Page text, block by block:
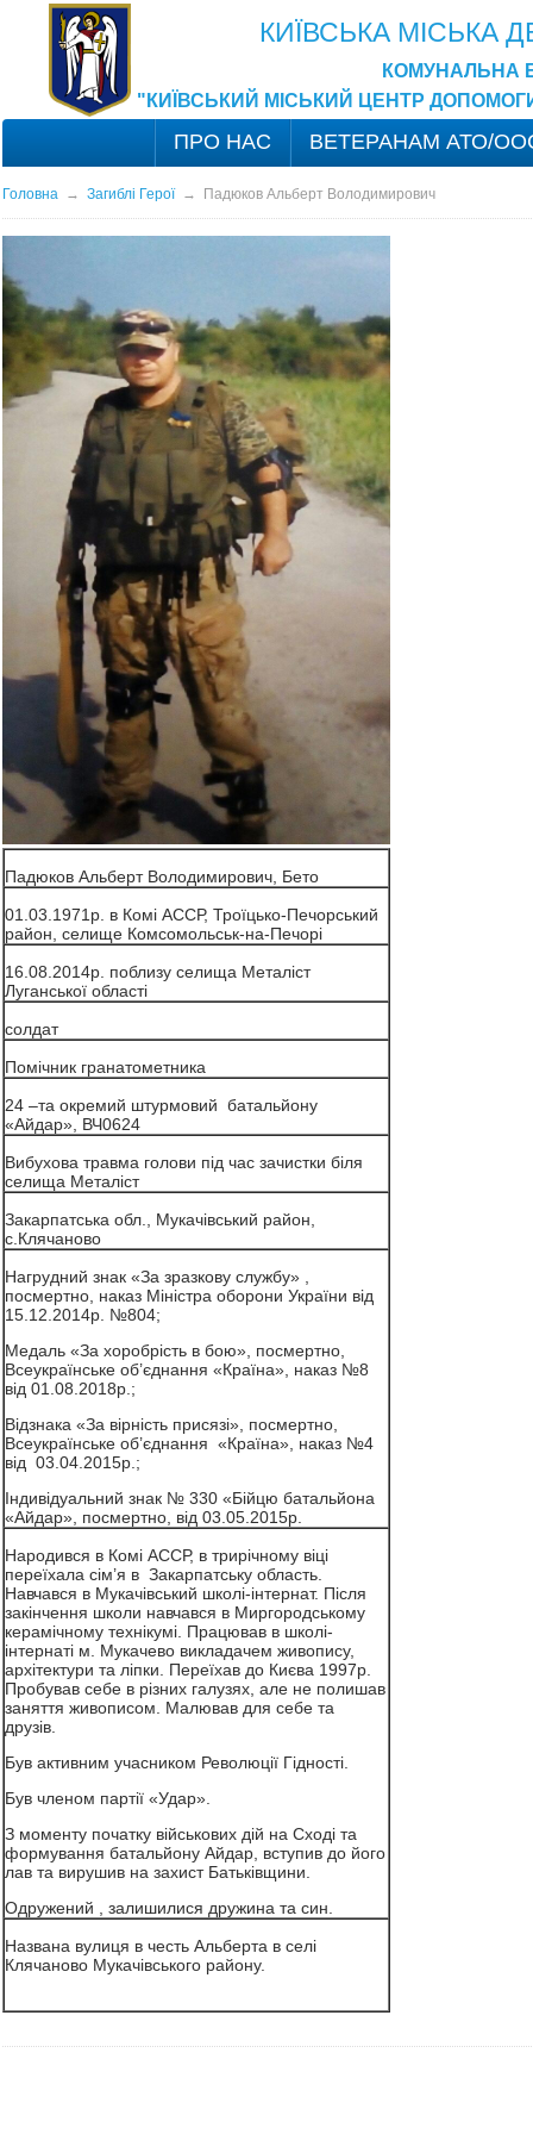
КИЇВСЬКА МІСЬКА
КОМУНАЛЬНА
"КИЇВСЬКИЙ МІСЬКИЙ ЦЕНТР
ПРО НАС ВЕТЕРАНАМ АТО/
Головна→ Загиблі Герої→ Падюков Альберт Володимирович
Падюков Альберт Володимирович, Бето
01.03.1971р. в Комі АССР, Троїцько-Печорський
район, селище Комсомольськ-на-Печорі
16.08.2014р. поблизу селища Металіст
Луганської області
солдат
Помічник гранатометника
24 –та окремий штурмовий батальйону
«Айдар», ВЧ0624
Вибухова травма голови під час зачистки біля
селища Металіст
Закарпатська обл., Мукачівський район,
с.Клячаново
Нагрудний знак «За зразкову службу» ,
посмертно, наказ Міністра оборони України від
15.12.2014р. №804;
Медаль «За хоробрість в бою», посмертно,
Всеукраїнське об’єднання «Країна», наказ №8
від 01.08.2018р.;
Відзнака «За вірність присязі», посмертно,
Всеукраїнське об’єднання «Країна», наказ №4
від 03.04.2015р.;
Індивідуальний знак № 330 «Бійцю батальйона
«Айдар», посмертно, від 03.05.2015р.
Народився в Комі АССР, в трирічному віці
переїхала сім’я в Закарпатську область.
Навчався в Мукачівський школі-інтернат. Після
закінчення школи навчався в Миргородському
керамічному технікумі. Працював в школі-
інтернаті м. Мукачево викладачем живопису,
архітектури та ліпки. Переїхав до Києва 1997р.
Пробував себе в різних галузях, але не полишав
заняття живописом. Малював для себе та
друзів.
Був активним учасником Революції Гідності.
Був членом партії «Удар».
З моменту початку військових дій на Сході та
формування батальйону Айдар, вступив до його
лав та вирушив на захист Батьківщини.
Одружений , залишилися дружина та син.
Названа вулиця в честь Альберта в селі
Клячаново Мукачівського району.